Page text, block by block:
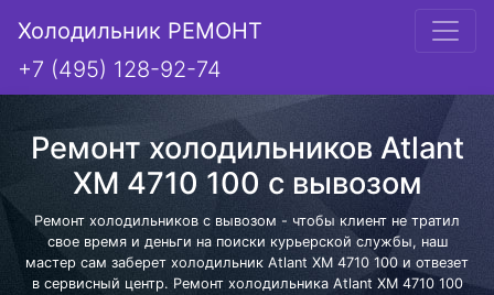
Холодильник РЕМОНТ
+7 (495) 128-92-74
Ремонт холодильников Atlant
XM 4710 100 с вывозом
Ремонт холодильников с вывозом - чтобы клиент не тратил
свое время и деньги на поиски курьерской службы, наш
мастер сам заберет холодильник Atlant XM 4710 100 и отвезет
в сервисный центр. Ремонт холодильника Atlant XM 4710 100